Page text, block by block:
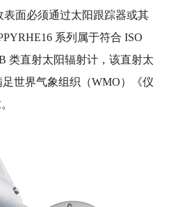
表面必须通过太阳跟踪器或其
系列属于符合 ISO
类直射太阳辐射计，该直射太
世界气象组织（WMO）《仪